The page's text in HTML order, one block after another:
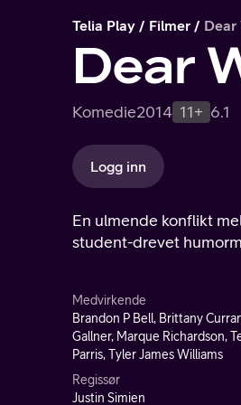
Telia Play Filmer Dear
Dear
Komedie2014 11+ 6.1
Logg inn
En ulmende konflikt
student-drevet
Medvirkende
Brandon P Bell, Brittany
Gallner, Marque Richardson,
Parris, Tyler James Williams
Regissør
Justin Simien